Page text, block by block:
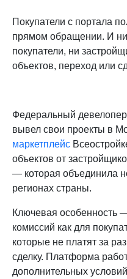
Покупатели с портала
прямом обращении. И
покупатели, ни
объектов, переход или
Федеральный девелопер
вывел свои проекты в
маркетплейс
объектов от
— которая объединила
регионах страны.
Ключевая особенность
комиссий как для
которые не платят за
сделку. Платформа
дополнительных